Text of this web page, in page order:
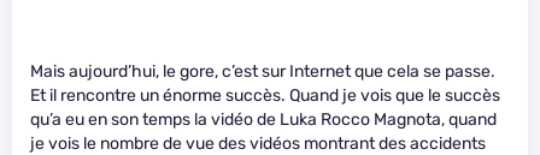
Mais aujourd’hui, le gore, c’est sur Internet que cela se passe.
Et il rencontre un énorme succès. Quand je vois que le succès
qu’a eu en son temps la vidéo de Luka Rocco Magnota, quand
je vois le nombre de vue des vidéos montrant des accidents